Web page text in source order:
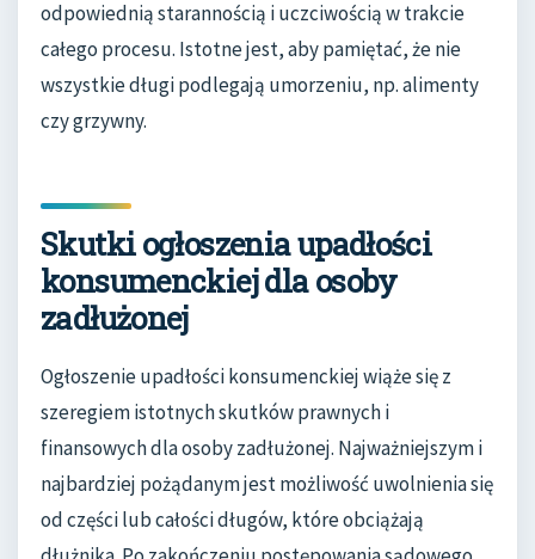
odpowiednią starannością i uczciwością w trakcie
całego procesu. Istotne jest, aby pamiętać, że nie
wszystkie długi podlegają umorzeniu, np. alimenty
czy grzywny.
Skutki ogłoszenia upadłości
konsumenckiej dla osoby
zadłużonej
Ogłoszenie upadłości konsumenckiej wiąże się z
szeregiem istotnych skutków prawnych i
finansowych dla osoby zadłużonej. Najważniejszym i
najbardziej pożądanym jest możliwość uwolnienia się
od części lub całości długów, które obciążają